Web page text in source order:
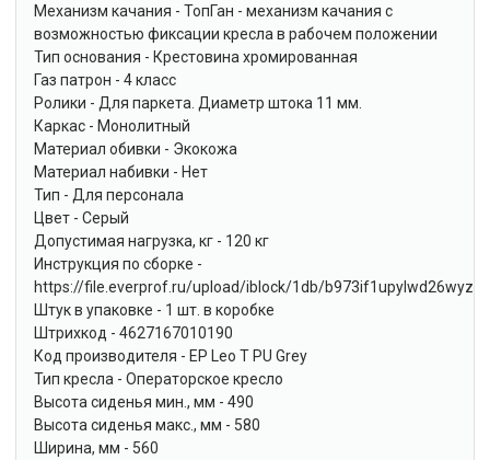
Механизм качания - ТопГан - механизм качания с
возможностью фиксации кресла в рабочем положении
Тип основания - Крестовина хромированная
Газ патрон - 4 класс
Ролики - Для паркета. Диаметр штока 11 мм.
Каркас - Монолитный
Материал обивки - Экокожа
Материал набивки - Нет
Тип - Для персонала
Цвет - Серый
Допустимая нагрузка, кг - 120 кг
Инструкция по сборке -
https://file.everprof.ru/upload/iblock/1db/
Штук в упаковке - 1 шт. в коробке
Штрихкод - 4627167010190
Код производителя - EP Leo T PU Grey
Тип кресла - Операторское кресло
Высота сиденья мин., мм - 490
Высота сиденья макс., мм - 580
Ширина, мм - 560